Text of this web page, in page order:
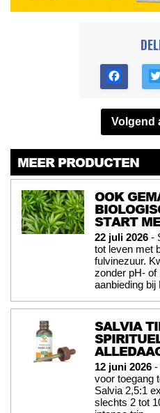
Volgend
MEER PRODUCTEN
OOK
START
22 juli 2026 -
tot leven met
fulvinezuur.
zonder pH- of
aanbieding bij
SALVIA
12 juni 2026 -
voor toegang
Salvia 2,5:1
slechts 2 tot